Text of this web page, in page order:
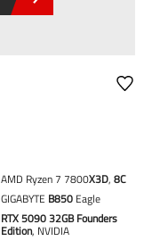
AMD Ryzen 7 7800X3D, 8C
GIGABYTE B850Eagle
RTX 5090 32GB Founders
Edition, NVIDIA